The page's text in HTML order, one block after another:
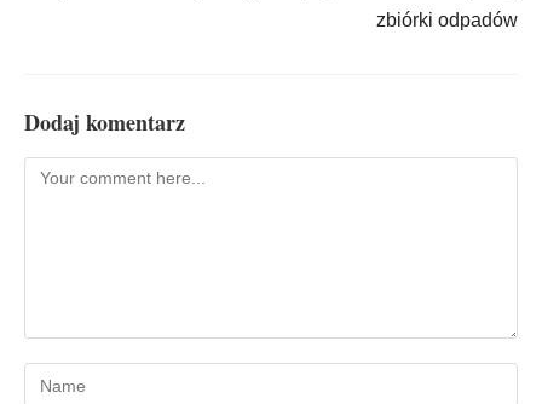
zbiórki odpadów
Dodaj komentarz